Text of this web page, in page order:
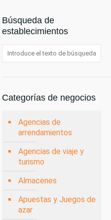
Búsqueda de
establecimientos
Categorías de negocios
Agencias de
arrendamientos
Agencias de viaje y
turismo
Almacenes
Apuestas y Juegos de
azar